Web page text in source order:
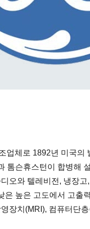
업체로 1892년 미국의
톰슨휴스턴이 합병해
오와 텔레비전, 냉장
은 높은 고도에서 고출
장치(MRI), 컴퓨터단